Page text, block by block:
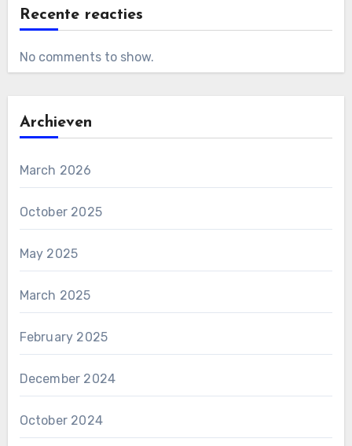
Recente reacties
No comments to show.
Archieven
March 2026
October 2025
May 2025
March 2025
February 2025
December 2024
October 2024